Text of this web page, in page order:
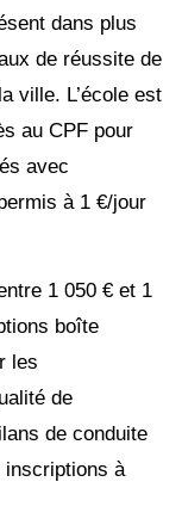
dans plus
de réussite de
ville. L’école est
au CPF pour
avec
à 1 €/jour
1 050 € et 1
boîte
les
de
de conduite
à